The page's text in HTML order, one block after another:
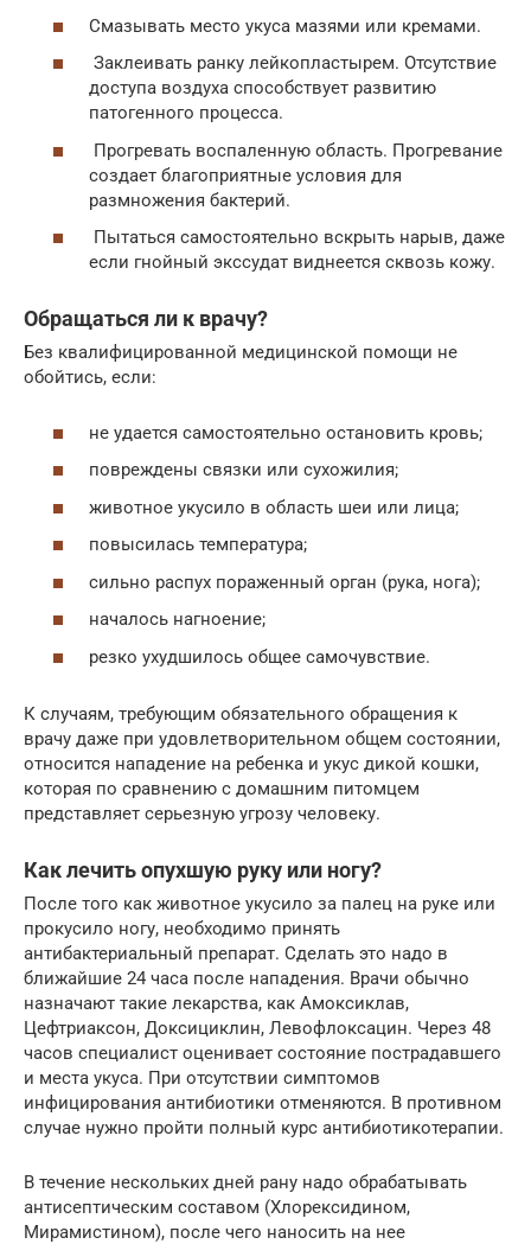
Смазывать место укуса мазями или кремами.
Заклеивать ранку лейкопластырем. Отсутствие
доступа воздуха способствует развитию
патогенного процесса.
Прогревать воспаленную область. Прогревание
создает благоприятные условия для
размножения бактерий.
Пытаться самостоятельно вскрыть нарыв, даже
если гнойный экссудат виднеется сквозь кожу.
Обращаться ли к врачу?
Без квалифицированной медицинской помощи не
обойтись, если:
не удается самостоятельно остановить кровь;
повреждены связки или сухожилия;
животное укусило в область шеи или лица;
повысилась температура;
сильно распух пораженный орган (рука, нога);
началось нагноение;
резко ухудшилось общее самочувствие.
К случаям, требующим обязательного обращения к
врачу даже при удовлетворительном общем состоянии,
относится нападение на ребенка и укус дикой кошки,
которая по сравнению с домашним питомцем
представляет серьезную угрозу человеку.
Как лечить опухшую руку или ногу?
После того как животное укусило за палец на руке или
прокусило ногу, необходимо принять
антибактериальный препарат. Сделать это надо в
ближайшие 24 часа после нападения. Врачи обычно
назначают такие лекарства, как Амоксиклав,
Цефтриаксон, Доксициклин, Левофлоксацин. Через 48
часов специалист оценивает состояние пострадавшего
и места укуса. При отсутствии симптомов
инфицирования антибиотики отменяются. В противном
случае нужно пройти полный курс антибиотикотерапии.
В течение нескольких дней рану надо обрабатывать
антисептическим составом (Хлорексидином,
Мирамистином), после чего наносить на нее